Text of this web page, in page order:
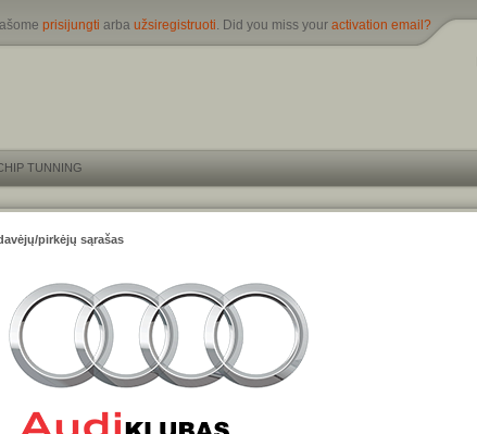
prisijungti arba užsiregistruoti. Did you miss your activation email?
TUNNING
pirkėjų sąrašas